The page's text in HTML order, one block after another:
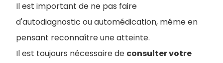
Il est important de ne pas faire
d'autodiagnostic ou automédication, même en
pensant reconnaître une atteinte.
Il est toujours nécessaire de consulter votre